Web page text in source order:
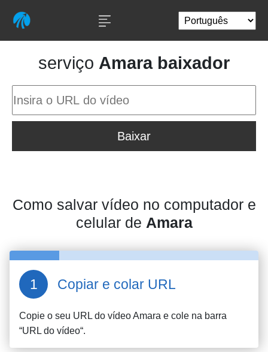
serviço Amara baixador
Baixar
Como salvar vídeo no computador e
celular de Amara
Copiar e colar URL
Copie o seu URL do vídeoAmara e cole na barra
“URL do vídeo“.